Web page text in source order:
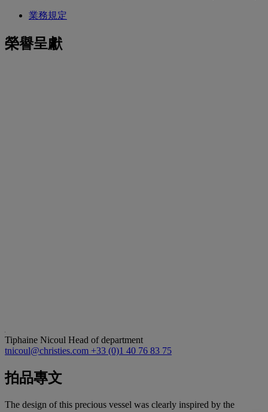
業務規定
榮譽呈獻
Tiphaine Nicoul Head of department
tnicoul@christies.com +33 (0)1 40 76 83 75
拍品專文
The design of this precious vessel was clearly inspired by the